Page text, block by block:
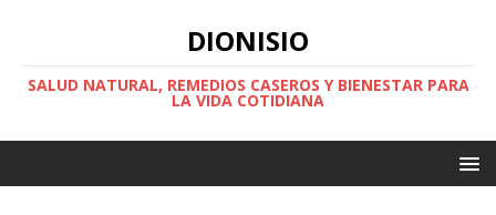
DIONISIO
SALUD NATURAL, REMEDIOS CASEROS Y BIENESTAR PARA
LA VIDA COTIDIANA